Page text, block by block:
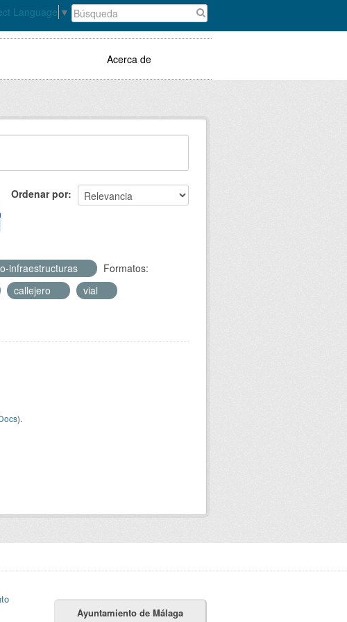
Language ▼
Acerca de
Ordenar por
infraestructuras
Formatos:
callejero
vial
).
Ayuntamiento de Málaga